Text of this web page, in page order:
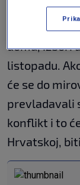
Tu je Trump
gdje mu
domu, izbori
listopadu.
će se do
prevladavali
konflikt i to
Hrvatskoj,